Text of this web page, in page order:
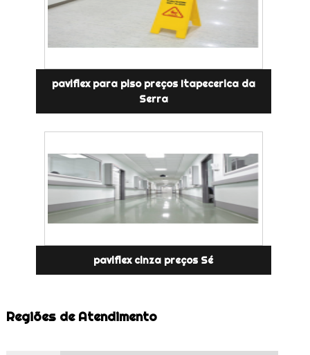
paviflex para piso preços Itapecerica da
Serra
paviflex cinza preços Sé
Regiões de Atendimento